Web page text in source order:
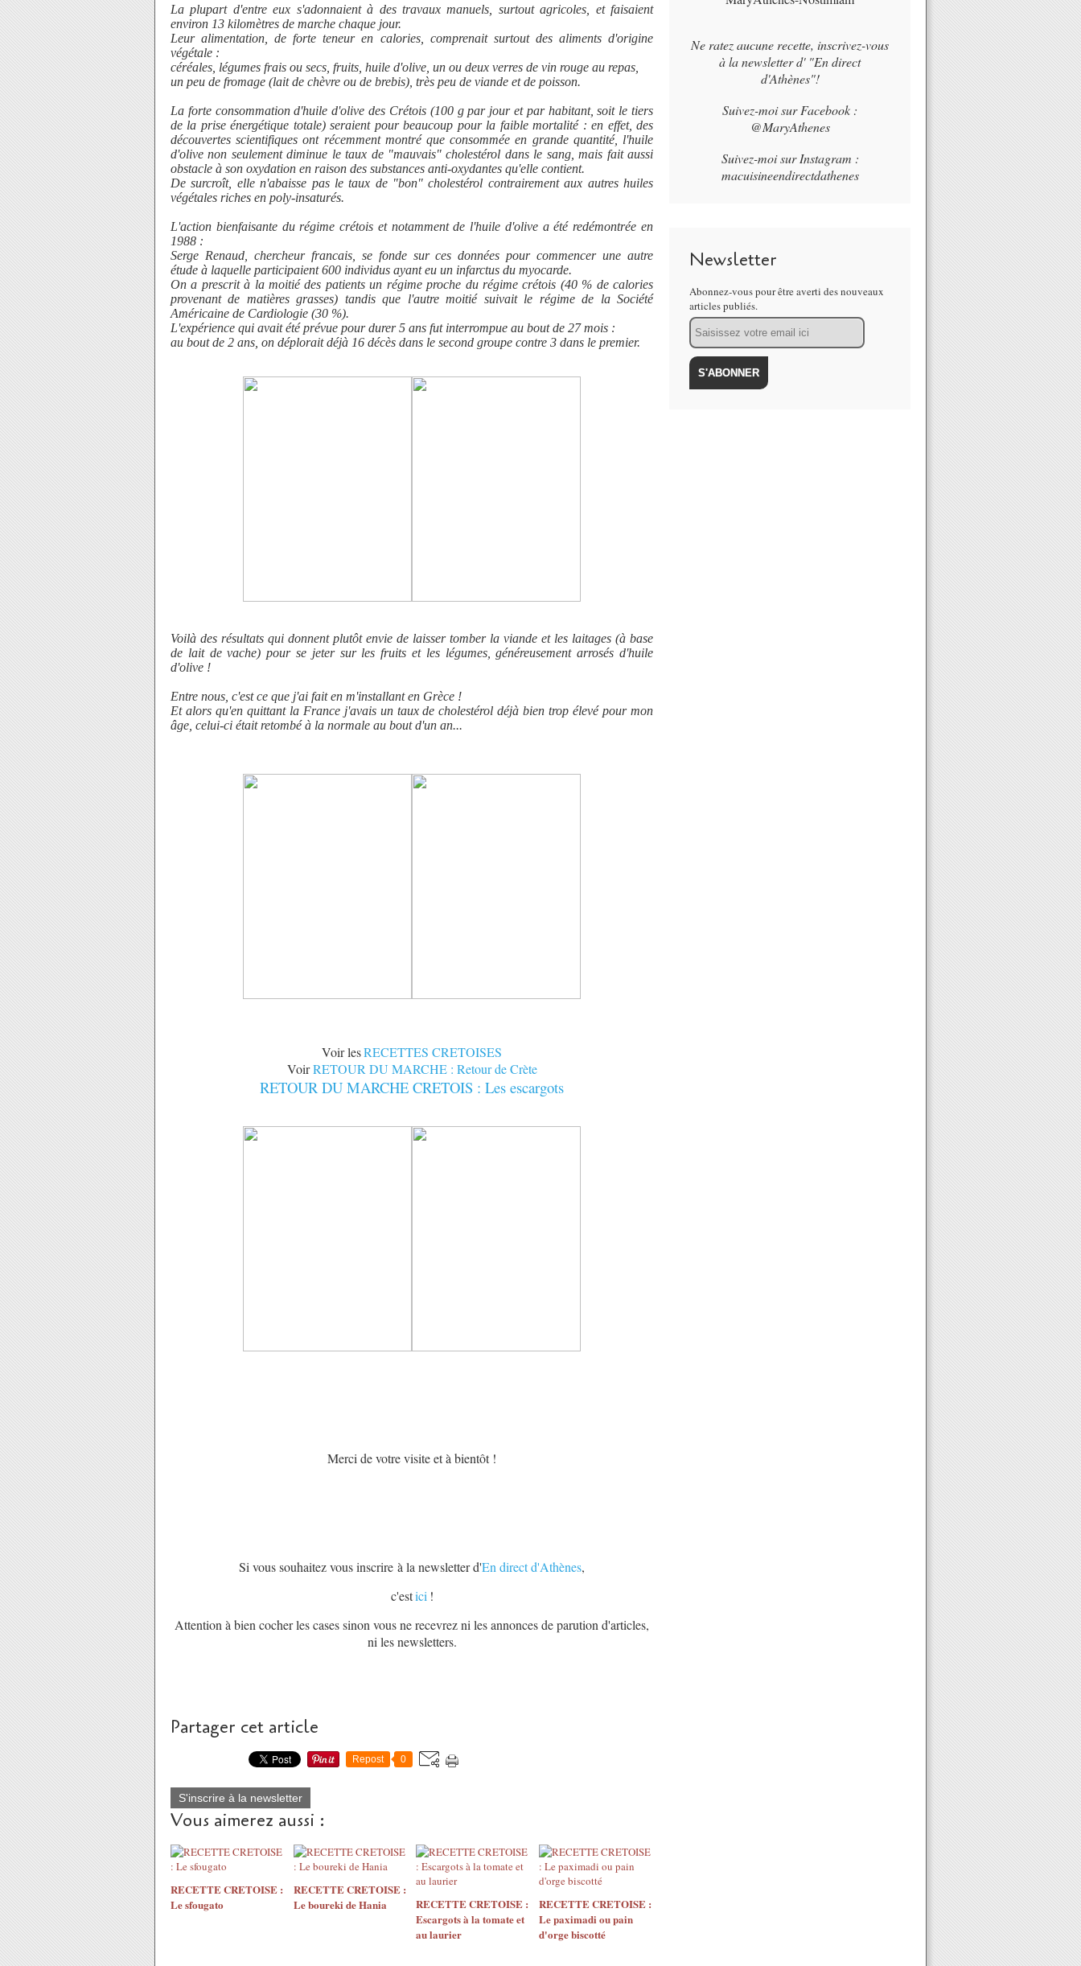
La plupart d'entre eux s'adonnaient à des travaux manuels, surtout agricoles, et faisaient
environ 13 kilomètres de marche chaque jour.
Leur alimentation, de forte teneur en calories, comprenait surtout des aliments d'origine
végétale :
céréales, légumes frais ou secs, fruits, huile d'olive, un ou deux verres de vin rouge au repas,
un peu de fromage (lait de chèvre ou de brebis), très peu de viande et de poisson.
La forte consommation d'huile d'olive des Crétois (100 g par jour et par habitant, soit le tiers
de la prise énergétique totale) seraient pour beaucoup pour la faible mortalité : en effet, des
découvertes scientifiques ont récemment montré que consommée en grande quantité, l'huile
d'olive non seulement diminue le taux de "mauvais" cholestérol dans le sang, mais fait aussi
obstacle à son oxydation en raison des substances anti-oxydantes qu'elle contient.
De surcroît, elle n'abaisse pas le taux de "bon" cholestérol contrairement aux autres huiles
végétales riches en poly-insaturés.
L'action bienfaisante du régime crétois et notamment de l'huile d'olive a été redémontrée en
1988 :
Serge Renaud, chercheur francais, se fonde sur ces données pour commencer une autre
étude à laquelle participaient 600 individus ayant eu un infarctus du myocarde.
On a prescrit à la moitié des patients un régime proche du régime crétois (40 % de calories
provenant de matières grasses) tandis que l'autre moitié suivait le régime de la Société
Américaine de Cardiologie (30 %).
L'expérience qui avait été prévue pour durer 5 ans fut interrompue au bout de 27 mois :
au bout de 2 ans, on déplorait déjà 16 décès dans le second groupe contre 3 dans le premier.
Voilà des résultats qui donnent plutôt envie de laisser tomber la viande et les laitages (à base
de lait de vache) pour se jeter sur les fruits et les légumes, généreusement arrosés d'huile
d'olive !
Entre nous, c'est ce que j'ai fait en m'installant en Grèce !
Et alors qu'en quittant la France j'avais un taux de cholestérol déjà bien trop élevé pour mon
âge, celui-ci était retombé à la normale au bout d'un an...
Voir lesRECETTES CRETOISES
Voir RETOUR DU MARCHE : Retour de Crète
RETOUR DU MARCHE CRETOIS : Les escargots
Merci de votre visite et à bientôt !
Si vous souhaitez vous inscrire à la newsletter d'En direct d'Athènes,
c'estici !
Attention à bien cocher les cases sinon vous ne recevrez ni les annonces de parution d'articles,
ni les newsletters.
Partager cet article
Repost 0
S'inscrire à la newsletter
Vous aimerez aussi :
RECETTE CRETOISE :
Le sfougato
RECETTE CRETOISE :
Le boureki de Hania
RECETTE CRETOISE :
Escargots à la tomate et
au laurier
RECETTE CRETOISE :
Le paximadi ou pain
d'orge biscotté
Ne ratez aucune recette, inscrivez-vous
à la newsletter d' "En direct
d'Athènes"!
Suivez-moi sur Facebook :
@MaryAthenes
Suivez-moi sur Instagram :
macuisineendirectdathenes
Newsletter
Abonnez-vous pour être averti des nouveaux
articles publiés.
Email